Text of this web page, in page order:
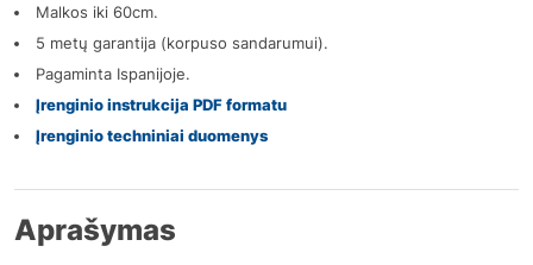
Malkos iki 60cm.
5 metų garantija (korpuso sandarumui).
Pagaminta Ispanijoje.
Įrenginio instrukcija PDF formatu
Įrenginio techniniai duomenys
Aprašymas